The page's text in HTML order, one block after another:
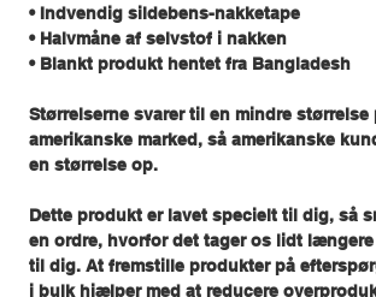
• Indvendig sildebens-nakketape
• Halvmåne af selvstof i nakken
• Blankt produkt hentet fra Bangladesh
Størrelserne svarer til en mindre størrelse
amerikanske marked, så amerikanske
en størrelse op.
Dette produkt er lavet specielt til dig, så
en ordre, hvorfor det tager os lidt
til dig. At fremstille produkter på
i bulk hjælper med at reducere